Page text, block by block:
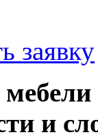
заявку
и